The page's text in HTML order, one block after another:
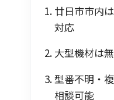
廿日市市内
対応
大型機材は
型番不明・
相談可能